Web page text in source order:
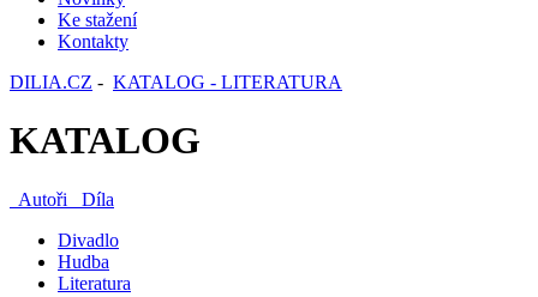
Ke stažení
Kontakty
DILIA.CZ - KATALOG - LITERATURA
KATALOG
Autoři
Díla
Divadlo
Hudba
Literatura